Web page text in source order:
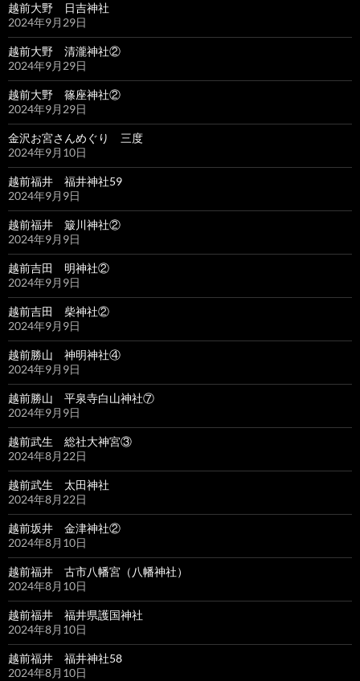
越前大野 日吉神社
2024年9月29日
越前大野 清瀧神社②
2024年9月29日
越前大野 篠座神社②
2024年9月29日
金沢お宮さんめぐり 三度
2024年9月10日
越前福井 福井神社59
2024年9月9日
越前福井 簸川神社②
2024年9月9日
越前吉田 明神社②
2024年9月9日
越前吉田 柴神社②
2024年9月9日
越前勝山 神明神社④
2024年9月9日
越前勝山 平泉寺白山神社⑦
2024年9月9日
越前武生 総社大神宮③
2024年8月22日
越前武生 太田神社
2024年8月22日
越前坂井 金津神社②
2024年8月10日
越前福井 古市八幡宮（八幡神社）
2024年8月10日
越前福井 福井県護国神社
2024年8月10日
越前福井 福井神社58
2024年8月10日